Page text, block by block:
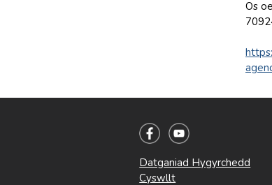
Os
Datganiad Hygyrchedd
Cyswllt